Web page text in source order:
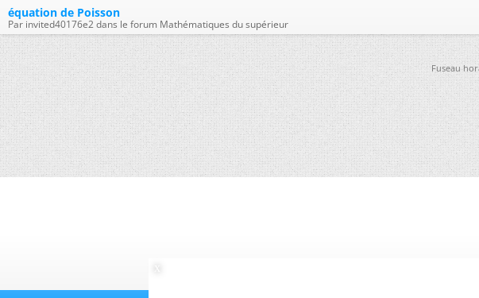
équation de Poisson
Par invited40176e2 dans le forum Mathématiques du supérieur
Fuseau